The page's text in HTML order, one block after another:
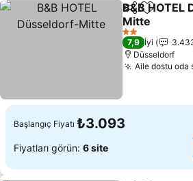
Paylaş
B&B HOTEL
Mitte
Fiyatları
2 Yıldız
7,9 İyi
Düsseldorf
Aile dostu oda
Başlangıç Fiyatı ₺3.093
Fiyatları görün: 6 site